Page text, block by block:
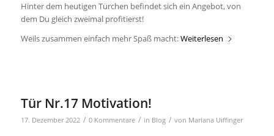
Hinter dem heutigen Türchen befindet sich ein Angebot, von
dem Du gleich zweimal profitierst!
Weils zusammen einfach mehr Spaß macht:Weiterlesen
Tür Nr.17 Motivation!
17. Dezember 2022 / 0 Kommentare / in Blog / von Mariana Uiffinger